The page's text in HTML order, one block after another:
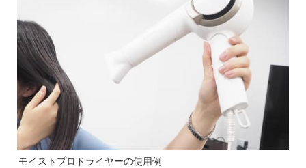
モイストプロドライヤーの使用例